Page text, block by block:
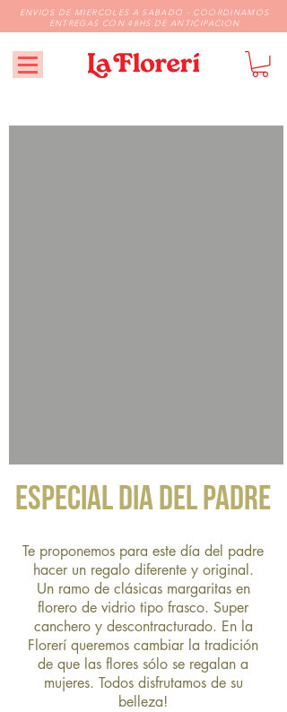
ENVIOS DE MIERCOLES A SABADO - COORDINAMOS
ENTREGAS CON 48HS DE ANTICIPACION
ESPECIAL DIA DEL PADRE
Te proponemos para este día del padre
hacer un regalo diferente y original.
Un ramo de clásicas margaritas en
florero de vidrio tipo frasco. Super
canchero y descontracturado. En la
Florerí queremos cambiar la tradición
de que las flores sólo se regalan a
mujeres. Todos disfrutamos de su
belleza!